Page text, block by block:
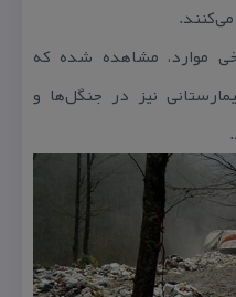
موارد، مشاهده شده كه
نیز در جنگل‌ها و